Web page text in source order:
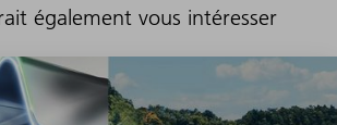
également vous intéresser